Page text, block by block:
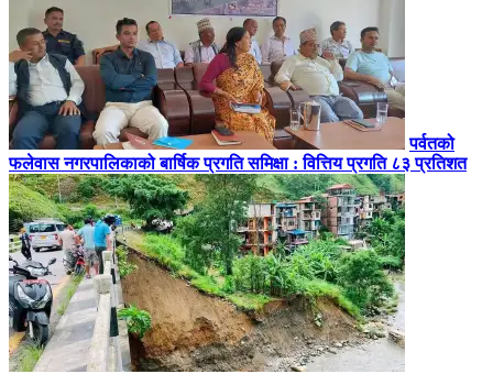
पर्वतको
फलेवास नगरपालिकाको बार्षिक प्रगति समिक्षा : वित्तिय प्रगति ८३ प्रतिशत